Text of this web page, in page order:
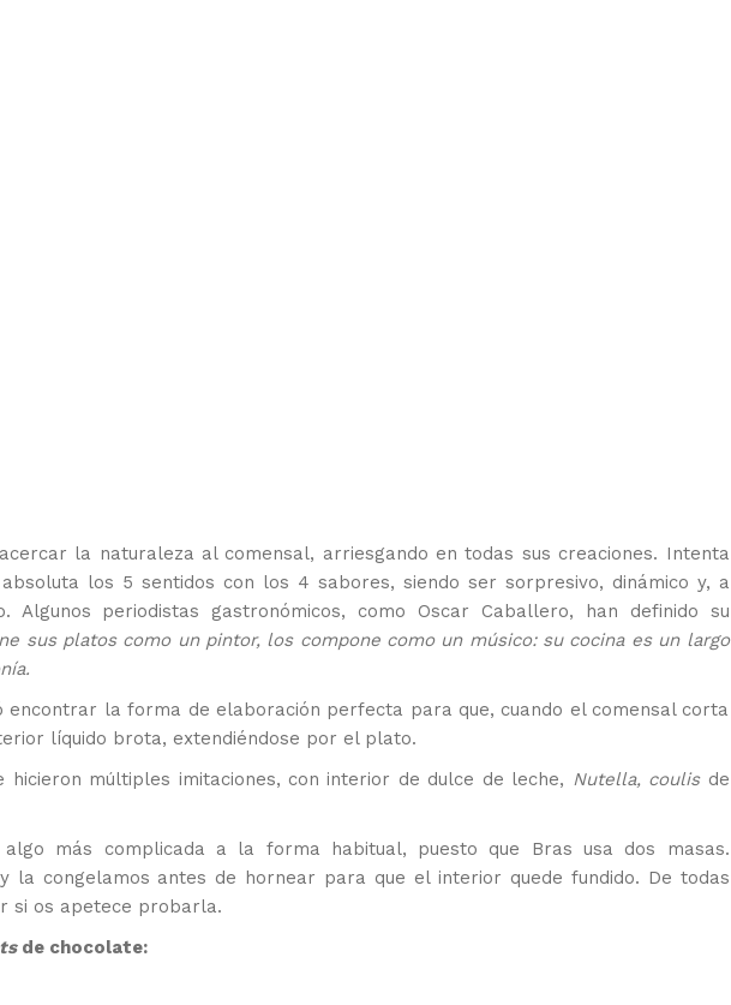
la naturaleza al comensal, arriesgando en todas sus creaciones. Intenta
los 5 sentidos con los 4 sabores, siendo ser sorpresivo, dinámico y, a
Algunos periodistas gastronómicos, como Oscar Caballero, han definido su
sus platos como un pintor, los compone como un músico: su cocina es un largo
encontrar la forma de elaboración perfecta para que, cuando el comensal corta
líquido brota, extendiéndose por el plato.
múltiples imitaciones, con interior de dulce de leche, Nutella, coulis de
más complicada a la forma habitual, puesto que Bras usa dos masas.
la congelamos antes de hornear para que el interior quede fundido. De todas
si os apetece probarla.
de chocolate: